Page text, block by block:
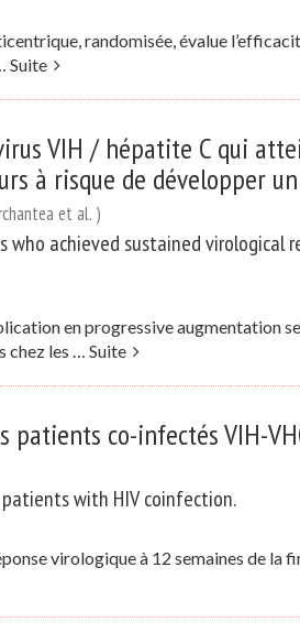
randomisée, évalue
Suite
VIH / hépatite C qui
à risque de développer
et al. )
achieved sustained virological
en progressive augmentation
chez les … Suite
patients co-infectés VIH-
with HIV coinfection.
virologique à 12 semaines de la